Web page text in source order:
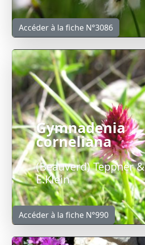
Accéder à la fiche N°3086
Gymnadenia
corneliana
(Beauverd) Teppner &
E.Klein
Accéder à la fiche N°990